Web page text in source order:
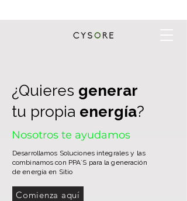
¿Quieres generar
tu propia energía?
Nosotros te ayudamos
Desarrollamos Soluciones integrales y las
combinamos con PPA´S para la generación
de energía en Sitio
Comienza aquí